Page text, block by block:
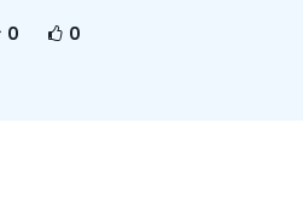
0 0